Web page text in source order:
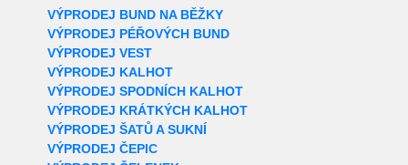
VÝPRODEJ BUND NA BĚŽKY
VÝPRODEJ PÉŘOVÝCH BUND
VÝPRODEJ VEST
VÝPRODEJ KALHOT
VÝPRODEJ SPODNÍCH KALHOT
VÝPRODEJ KRÁTKÝCH KALHOT
VÝPRODEJ ŠATŮ A SUKNÍ
VÝPRODEJ ČEPIC